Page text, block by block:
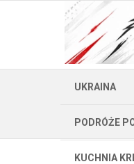
UKRAINA
PODRÓŻE
KUCHNIA